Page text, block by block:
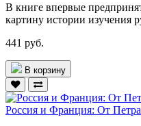
В книге впервые
картину истории изучения
441 руб.
В корзину
Россия и Франция: От